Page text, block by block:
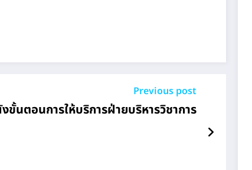
Previous post
ขั้นตอนการให้บริการฝ่ายบริหารวิชาการ